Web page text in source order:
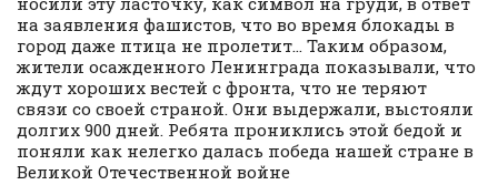
на заявления фашистов, что во время блокады в
город даже птица не пролетит… Таким образом,
жители осажденного Ленинграда показывали, что
ждут хороших вестей с фронта, что не теряют
связи со своей страной. Они выдержали, выстояли
долгих 900 дней. Ребята прониклись этой бедой и
поняли как нелегко далась победа нашей стране в
Великой Отечественной войне